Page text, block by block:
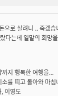
으로 살려니 .. 죽겠습
다는데 일말의 희망
지 행복한 여행을...
를 띠고 돌아와 마
이영도